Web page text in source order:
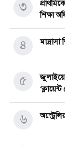
শিক্ষা
৩
৪
৫
৬